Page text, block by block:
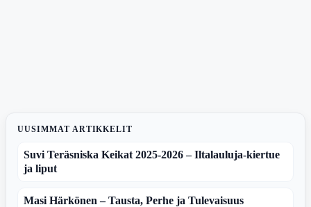
UUSIMMAT ARTIKKELIT
Suvi Teräsniska Keikat 2025-2026 – Iltalauluja-kiertue
ja liput
Masi Härkönen – Tausta, Perhe ja Tulevaisuus